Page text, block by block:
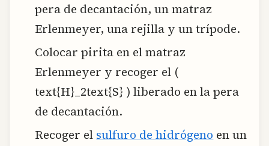
pera de decantación, un matraz
Erlenmeyer, una rejilla y un trípode.
Colocar pirita en el matraz
Erlenmeyer y recoger el (
text{H}_2text{S} ) liberado en la pera
de decantación.
Recoger el sulfuro de hidrógeno en un